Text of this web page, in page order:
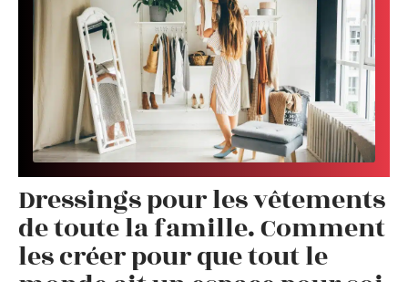
Dressings pour les vêtements
de toute la famille. Comment
les créer pour que tout le